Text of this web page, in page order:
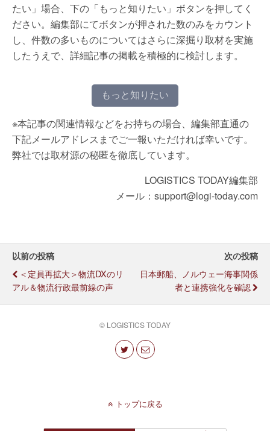
たい」場合、下の「もっと知りたい」ボタンを押してく
ださい。編集部にてボタンが押された数のみをカウント
し、件数の多いものについてはさらに深掘り取材を実施
したうえで、詳細記事の掲載を積極的に検討します。
もっと知りたい
※本記事の関連情報などをお持ちの場合、編集部直通の
下記メールアドレスまでご一報いただければ幸いです。
弊社では取材源の秘匿を徹底しています。
LOGISTICS TODAY編集部
メール：support@logi-today.com
以前の投稿
＜定員再拡大＞物流DXのリ
アル＆物流行政最前線の声
次の投稿
日本郵船、ノルウェー海事関係
者と連携強化を確認
© LOGISTICS TODAY
トップに戻る